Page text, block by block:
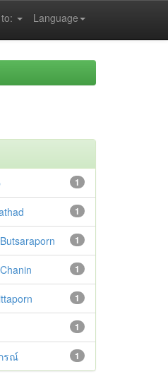
Language
1
1
1
1
1
1
1
รณ์